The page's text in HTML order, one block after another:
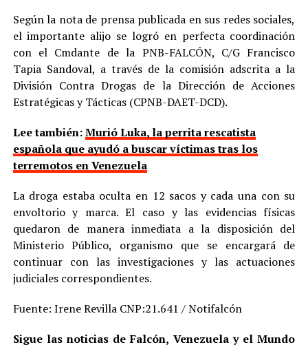
Según la nota de prensa publicada en sus redes sociales,
el importante alijo se logró en perfecta coordinación
con el Cmdante de la PNB-FALCÓN, C/G Francisco
Tapia Sandoval, a través de la comisión adscrita a la
División Contra Drogas de la Dirección de Acciones
Estratégicas y Tácticas (CPNB-DAET-DCD).
Lee también:Murió Luka, la perrita rescatista
española que ayudó a buscar víctimas tras los
terremotos en Venezuela
La droga estaba oculta en 12 sacos y cada una con su
envoltorio y marca. El caso y las evidencias físicas
quedaron de manera inmediata a la disposición del
Ministerio Público, organismo que se encargará de
continuar con las investigaciones y las actuaciones
judiciales correspondientes.
Fuente: Irene Revilla CNP:21.641 / Notifalcón
Sigue las noticias de Falcón, Venezuela y el Mundo